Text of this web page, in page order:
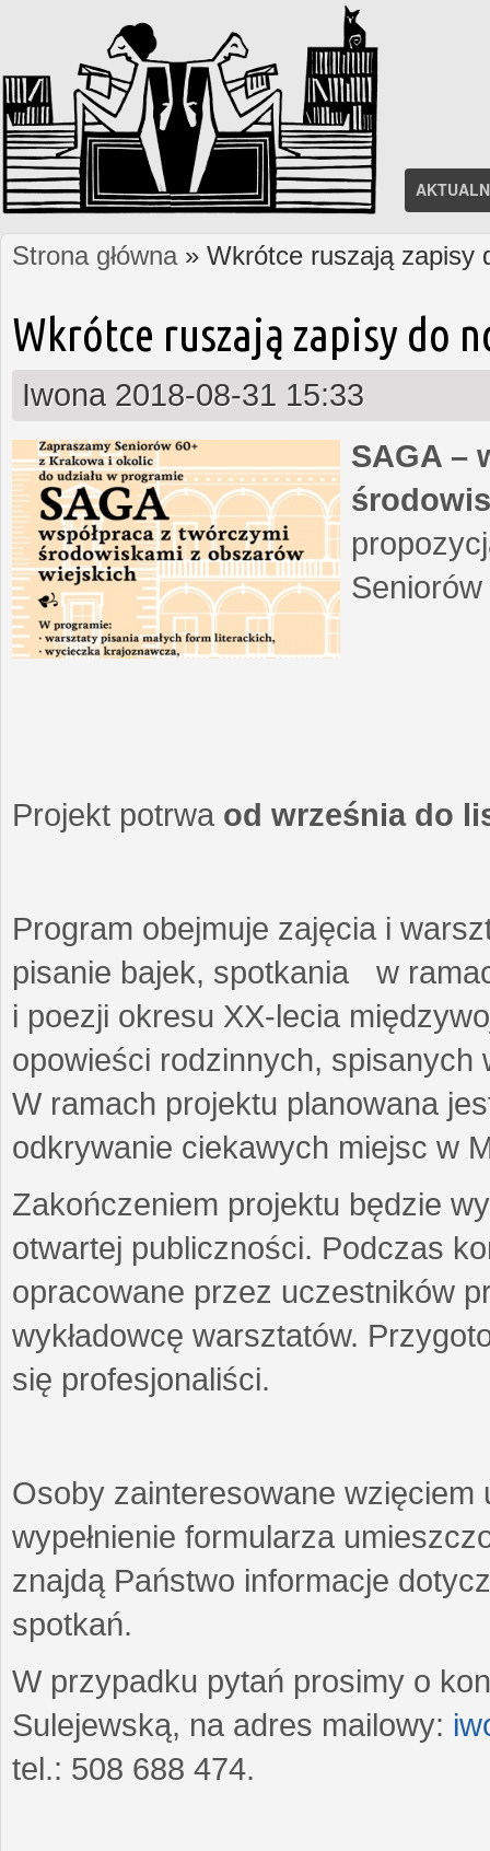
Jesteś tutaj
Strona główna» Wkrótce ruszają zapisy
Wkrótce ruszają zapisy do
Iwona 2018-08-31 15:33
SAGA –
Projekt potrwa od września do
Program obejmuje zajęcia i
pisanie bajek, spotkania w
i poezji okresu XX-lecia
opowieści rodzinnych,
W ramach projektu planowana
odkrywanie ciekawych miejsc w
Zakończeniem projektu będzie
otwartej publiczności. Podczas
opracowane przez uczestników
wykładowcę warsztatów.
się profesjonaliści.
Osoby zainteresowane wzięciem
wypełnienie formularza
znajdą Państwo informacje
spotkań.
W przypadku pytań prosimy o
Sulejewską, na adres mailowy:
tel.: 508 688 474.